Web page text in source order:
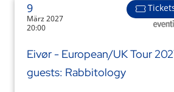
9
März 2027
20:00
Eivør - European/UK Tour
guests: Rabbitology